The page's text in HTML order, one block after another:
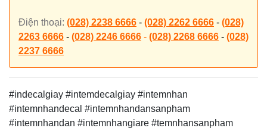
Điện thoại: (028) 2238 6666 - (028) 2262 6666 - (028)
2263 6666 - (028) 2246 6666 - (028) 2268 6666 - (028)
2237 6666
#indecalgiay #intemdecalgiay #intemnhan
#intemnhandecal #intemnhandansanpham
#intemnhandan #intemnhangiare #temnhansanpham